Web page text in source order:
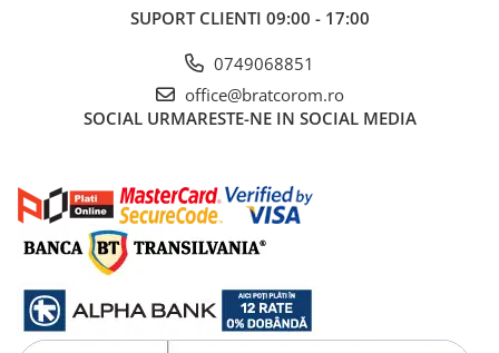
SUPORT CLIENTI 09:00 - 17:00
0749068851
office@bratcorom.ro
SOCIAL URMARESTE-NE IN SOCIAL MEDIA